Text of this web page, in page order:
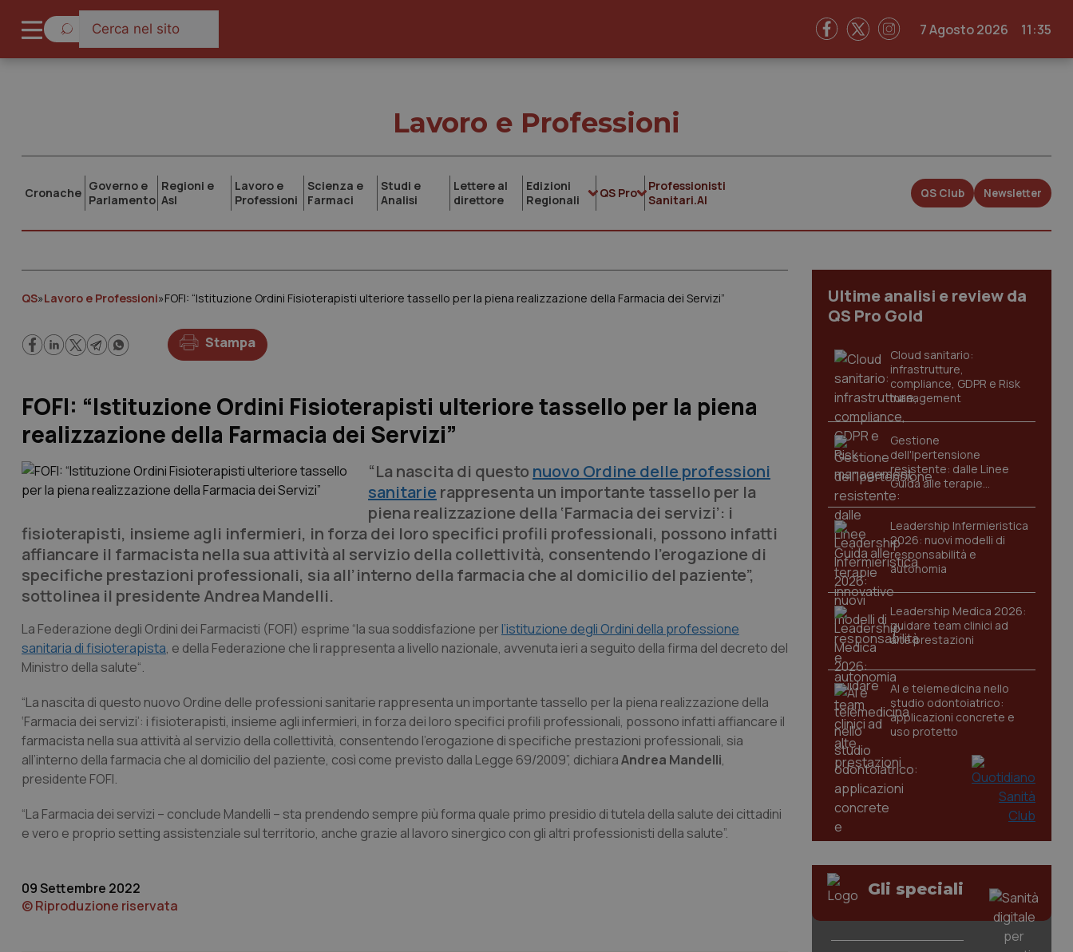
7 Agosto 2026 11:35
Lavoro e Professioni
Cronache Governo e
Parlamento
Regioni e
Asl
Lavoro e
Professioni
Scienza e
Farmaci
Studi e
Analisi
Lettere al
direttore
Edizioni
Regionali
QS Pro
Professionisti
Sanitari.AI
QS Club Newsletter
QS»Lavoro e Professioni»FOFI: “Istituzione Ordini Fisioterapisti ulteriore tassello per la piena realizzazione della Farmacia dei Servizi”
Stampa
FOFI: “Istituzione Ordini Fisioterapisti ulteriore tassello per la piena
realizzazione della Farmacia dei Servizi”
“La nascita di questo nuovo Ordine delle professioni
sanitarie rappresenta un importante tassello per la
piena realizzazione della ‘Farmacia dei servizi’: i
fisioterapisti, insieme agli infermieri, in forza dei loro specifici profili professionali, possono infatti
affiancare il farmacista nella sua attività al servizio della collettività, consentendo l’erogazione di
specifiche prestazioni professionali, sia all’interno della farmacia che al domicilio del paziente”,
sottolinea il presidente Andrea Mandelli.
La Federazione degli Ordini dei Farmacisti (FOFI) esprime “la sua soddisfazione perl’istituzione degli Ordini della professione
sanitaria di fisioterapista, e della Federazione che li rappresenta a livello nazionale, avvenuta ieri a seguito della firma del decreto del
Ministro della salute“.
“La nascita di questo nuovo Ordine delle professioni sanitarie rappresenta un importante tassello per la piena realizzazione della
‘Farmacia dei servizi’: i fisioterapisti, insieme agli infermieri, in forza dei loro specifici profili professionali, possono infatti affiancare il
farmacista nella sua attività al servizio della collettività, consentendo l’erogazione di specifiche prestazioni professionali, sia
all’interno della farmacia che al domicilio del paziente, così come previsto dalla Legge 69/2009”, dichiaraAndrea Mandelli,
presidente FOFI.
“La Farmacia dei servizi – conclude Mandelli – sta prendendo sempre più forma quale primo presidio di tutela della salute dei cittadini
e vero e proprio setting assistenziale sul territorio, anche grazie al lavoro sinergico con gli altri professionisti della salute”.
09 Settembre 2022
© Riproduzione riservata
Ultime analisi e review da
QS Pro Gold
Cloud sanitario:
infrastrutture,
compliance, GDPR e Risk
management
Gestione
dell'Ipertensione
resistente: dalle Linee
Guida alle terapie
innovative
Leadership Infermieristica
2026: nuovi modelli di
responsabilità e
autonomia
Leadership Medica 2026:
guidare team clinici ad
alte prestazioni
AI e telemedicina nello
studio odontoiatrico:
applicazioni concrete e
uso protetto
Gli speciali